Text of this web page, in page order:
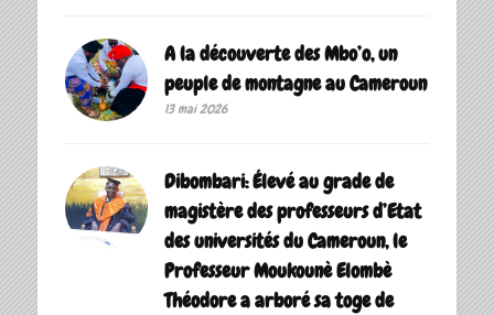
A la découverte des Mbo’o, un
peuple de montagne au Cameroun
13 mai 2026
Dibombari: Élevé au grade de
magistère des professeurs d’Etat
des universités du Cameroun, le
Professeur Moukounè Elombè
Théodore a arboré sa toge de